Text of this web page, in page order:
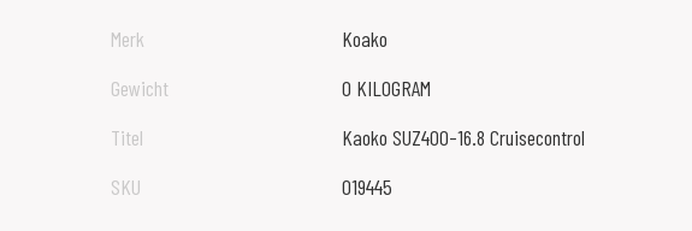
Merk
Koako
Gewicht
0 KILOGRAM
Titel
Kaoko SUZ400-16.8 Cruisecontrol
SKU
019445